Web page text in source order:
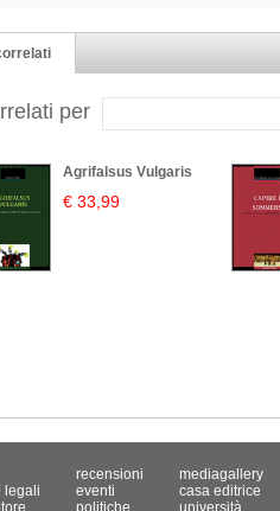
per
Agrifalsus Vulgaris
€ 33,99
legali
recensioni
eventi
politiche
mediagallery
casa editrice
università